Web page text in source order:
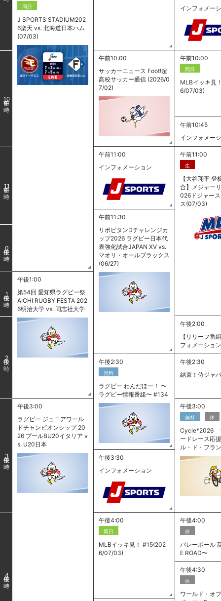
同日
J SPORTS STADIUM202
6楽天 vs. 北海道日本ハム
(07/03)
インフォメー
10
午前10:00
サッカーニュース Foot!超
高校サッカー通信 (2026/0
7/02)
午前10:00
同日
MLBイッキ見
6/07/03)
午前10:45
インフォメー
11
午前11:00
インフォメーション
午前11:00
生
【大谷翔平 登
合】メジャー
026ドジャー
ス(07/03)
午前11:30
リポビタンDチャレンジカ
ップ2026 ラグビー日本代
表強化試合JAPAN XV vs.
マオリ・オールブラックス
(06/27)
0
1
午後1:00
第54回 愛知県ラグビー祭
AICHI RUGBY FESTA 202
6明治大学 vs. 同志社大学
2
午後2:00
【リリーフ番
フォメーション
午後2:30
無料
ラグビー わんだほー！ 〜
ラグビー情報番組〜 #134
午後2:30
結束！侍ジャ
3
午後3:00
ラグビー ジュニアワール
ドチャンピオンシップ 20
26 プールBU20イタリア v
s. U20日本
午後3:00
無料 休
Cycle*2026
ードレース応
ル・ド・フラ
午後3:30
インフォメーション
4
午後4:00
同日
MLBイッキ見！ #15(202
6/07/03)
午後4:00
休
バレーボール
E ROAD〜
午後4:30
休
ワールド・オ